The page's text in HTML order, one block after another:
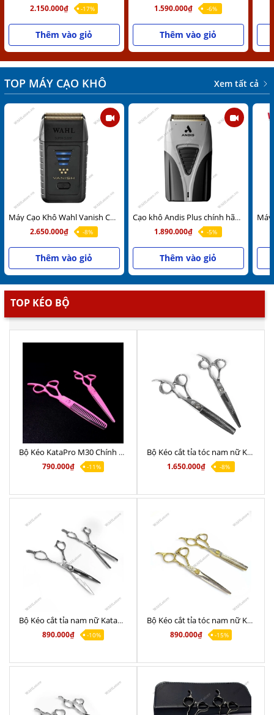
2.150.000₫
-17%
Thêm vào giỏ
1.590.000₫
-6%
Thêm vào giỏ
TOP MÁY CẠO KHÔ Xem tất cả
Máy Cạo Khô Wahl Vanish Chính Hãng USA
2.650.000₫
-8%
Thêm vào giỏ
Cạo khô Andis Plus chính hãng USA Bản Pro có đế sạc 110v lẫn 220v
1.890.000₫
-5%
Thêm vào giỏ
TOP KÉO BỘ
Bộ Kéo KataPro M30 Chính Hãng 6.0
790.000₫
-11%
Bộ Kéo cắt tỉa tóc nam nữ KataPro K3 Chính Hãng 6.0
1.650.000₫
-8%
Bộ Kéo cắt tỉa nam nữ KataPro M29 Crom Chính Hãng 6.0
890.000₫
-10%
Bộ Kéo cắt tỉa tóc nam nữ KataPro M28 Gold Chính Hãng 6.0
890.000₫
-15%